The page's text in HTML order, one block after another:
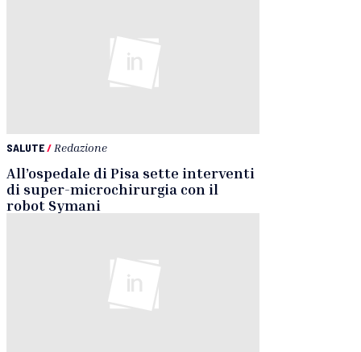
SALUTE/ Redazione
All’ospedale di Pisa sette interventi
di super-microchirurgia con il
robot Symani